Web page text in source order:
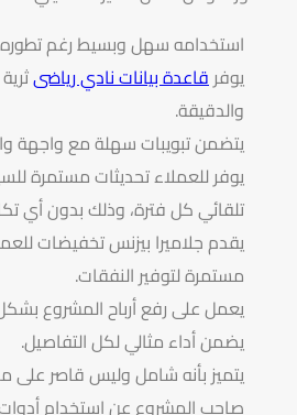
استخدامه سهل وبسيط رغم تطوره
يوفرقاعدة بيانات نادي رياضى
والدقيقة.
يتضمن تبويبات سهلة مع واجهة
يوفر للعملاء تحديثات مستمرة
تلقائي كل فترة، وذلك بدون أي
يقدم جلاميرا بيزنس تخفيضات
مستمرة لتوفير النفقات.
يعمل على رفع أرباح المشروع
يضمن أداء مثالي لكل التفاصيل.
يتميز بأنه شامل وليس قاصر على
صاحب المشروع عن استخدام